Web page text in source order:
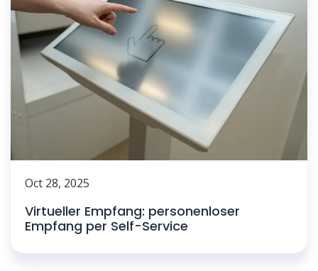
Oct 28, 2025
Virtueller Empfang: personenloser
Empfang per Self-Service